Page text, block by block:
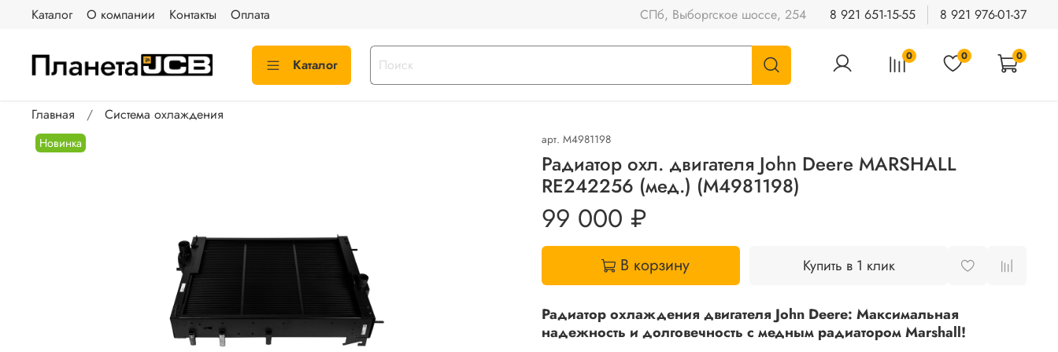
Каталог О компании Контакты Оплата СПб, Выборгское шоссе, 254 8 921 651-15-55 8 921 976-01-37
Каталог 0 0 0
Главная Система охлаждения
Новинка арт. M4981198
Радиатор охл. двигателя John Deere MARSHALL
RE242256 (мед.) (M4981198)
99 000 ₽
В корзину Купить в 1 клик
Радиатор охлаждения двигателя John Deere: Максимальная
надежность и долговечность с медным радиатором Marshall!